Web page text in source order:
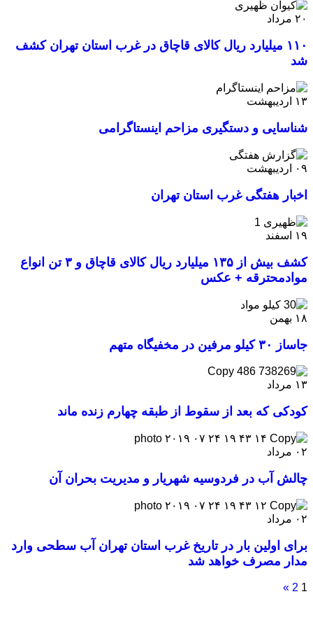
۲۰ مرداد
۱۱۰ میلیارد ریال کالای قاچاق در غرب استان تهران کشف
شد
۱۳ اردیبهشت
شناسایی و دستگیری مزاحم اینستاگرامی
۰۹ اردیبهشت
اخبار هفتگی غرب استان تهران
۱۹ اسفند
کشف بیش از ۱۳۵ میلیارد ریال کالای قاچاق و ۳ تن انواع
موادمحترقه + عکس
۱۸ بهمن
جاساز ۳۰ کیلو مرفین در مخفیگاه متهم
۱۳ مرداد
کودکی که بعد از سقوط از طبقه چهارم زنده ماند
۰۲ مرداد
چالش آب در فردوسیه شهریار و مدیریت بحران آن
۰۲ مرداد
برای اولین بار در تاریخ غرب استان تهران آب سطحی وارد
مدار مصرف خواهد شد
1
2
»